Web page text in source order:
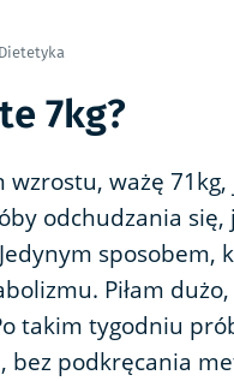
Dietetyka
7kg?
wzrostu, ważę
odchudzania się,
sposobem,
Piłam
takim tygodniu
bez podkręcania